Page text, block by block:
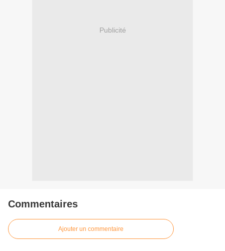
Publicité
Commentaires
Ajouter un commentaire